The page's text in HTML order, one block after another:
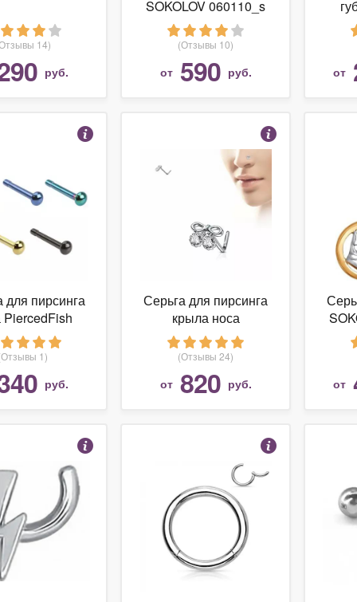
14)
руб.
SOKOLOV 060110_s
(Отзывы 10)
от 590 руб. от
для пирсинга
PiercedFish
из титана
1мм, Цвет:
1)
руб.
Серьга для пирсинга
крыла носа
PiercedFish NOL-601 с
фианитами в форме
вишенки (Цвет:
Металл)
(Отзывы 24)
от 820 руб. от